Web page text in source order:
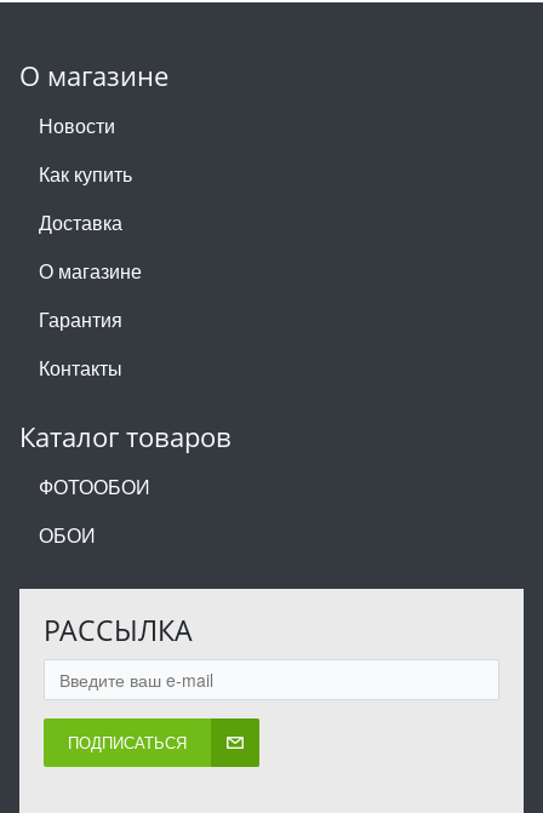
О магазине
Новости
Как купить
Доставка
О магазине
Гарантия
Контакты
Каталог товаров
ФОТООБОИ
ОБОИ
РАССЫЛКА
ПОДПИСАТЬСЯ